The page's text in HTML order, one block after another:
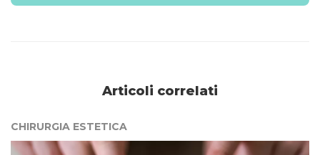
Articoli correlati
CHIRURGIA ESTETICA